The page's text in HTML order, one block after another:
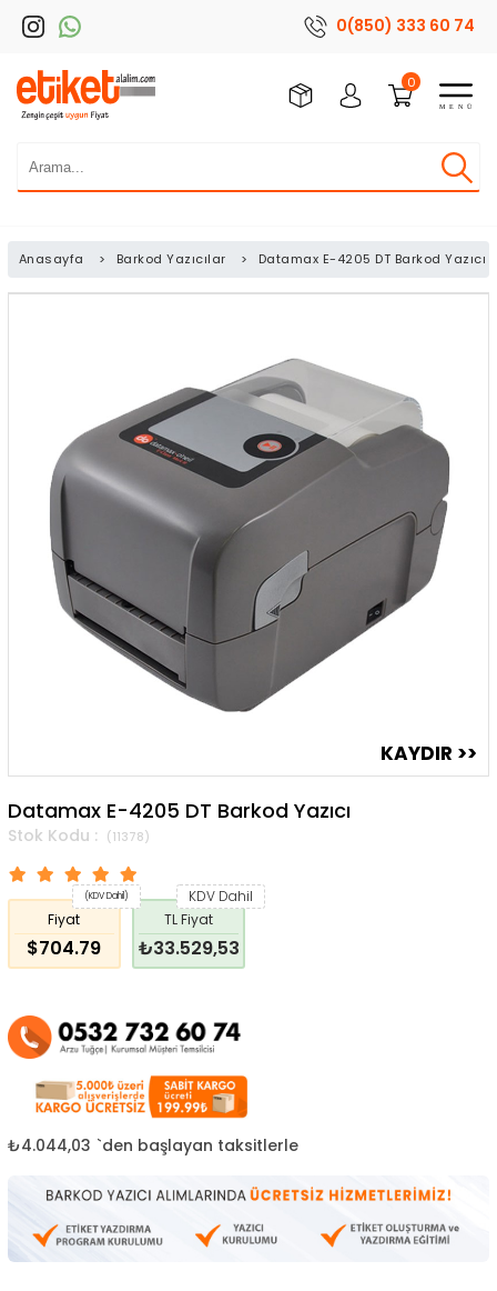
0(850) 333 60 74
0
Anasayfa > Barkod Yazıcılar > Datamax E-4205 DT Barkod Yazıcı
Datamax E-4205 DT Barkod Yazıcı
(11378)
Fiyat
$704.79
(KDV Dahil)
TL Fiyat
₺33.529,53
KDV Dahil
₺4.044,03 `den başlayan taksitlerle